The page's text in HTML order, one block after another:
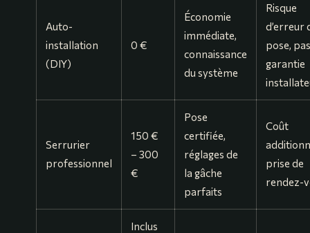
Auto-
installation
(DIY)
0 €
Économie
immédiate,
connaissance
du système
Risque
d’erreur
pose,
garantie
Serrurier
professionnel
150 €
– 300
€
Pose
certifiée,
réglages de
la gâche
parfaits
Coût
prise de
rendez-
Inclus